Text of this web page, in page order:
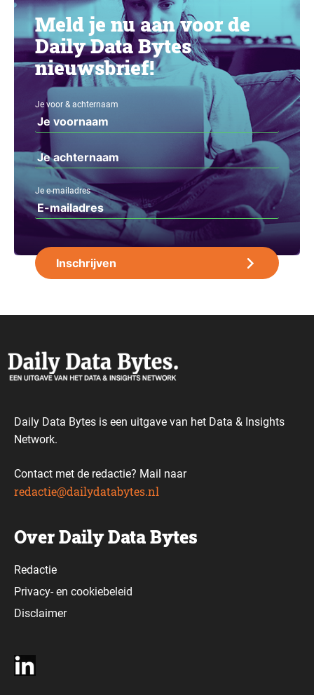
Meld je nu aan voor de
Daily Data Bytes
nieuwsbrief!
Je voor & achternaam
Je e-mailadres
Daily Data Bytes is een uitgave van het Data & Insights
Network.
Contact met de redactie? Mail naar
redactie@dailydatabytes.nl
Over Daily Data Bytes
Redactie
Privacy-en cookiebeleid
Disclaimer